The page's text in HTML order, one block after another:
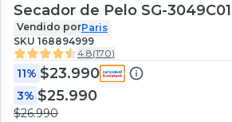
Secador de Pelo SG-
Vendido porParis
SKU 168894999
4.8(170)
11% $23.990
3% $25.990
$26.990